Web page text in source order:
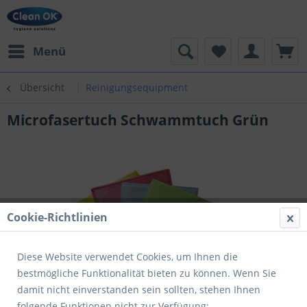
Menü
Übersicht Reinigungsequipment
Microfasertuch Schwammtuch Grün
Cookie-Richtlinien
Diese Website verwendet Cookies, um Ihnen die
bestmögliche Funktionalität bieten zu können. Wenn Sie
damit nicht einverstanden sein sollten, stehen Ihnen